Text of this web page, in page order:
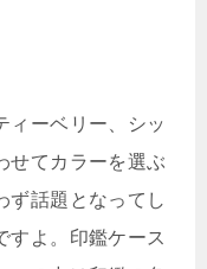
ィーベリー、シッ
せてカラーを選ぶ
ず話題となってし
すよ。印鑑ケース